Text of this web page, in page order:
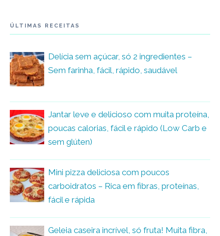
ÚLTIMAS RECEITAS
Delícia sem açúcar, só 2 ingredientes –
Sem farinha, fácil, rápido, saudável
Jantar leve e delicioso com muita proteína,
poucas calorias, fácil e rápido (Low Carb e
sem glúten)
Mini pizza deliciosa com poucos
carboidratos – Rica em fibras, proteínas,
fácil e rápida
Geleia caseira incrível, só fruta! Muita fibra,